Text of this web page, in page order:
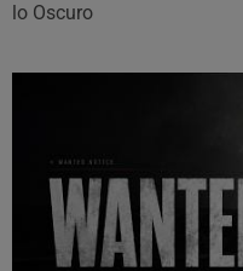
lo Oscuro